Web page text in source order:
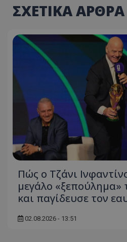
ΣΧΕΤΙΚΑ ΑΡΘΡΑ
Πώς ο Τζάνι
μεγάλο «ξεπούλημα»
και παγίδευσε τον
02.08.2026 - 13:51